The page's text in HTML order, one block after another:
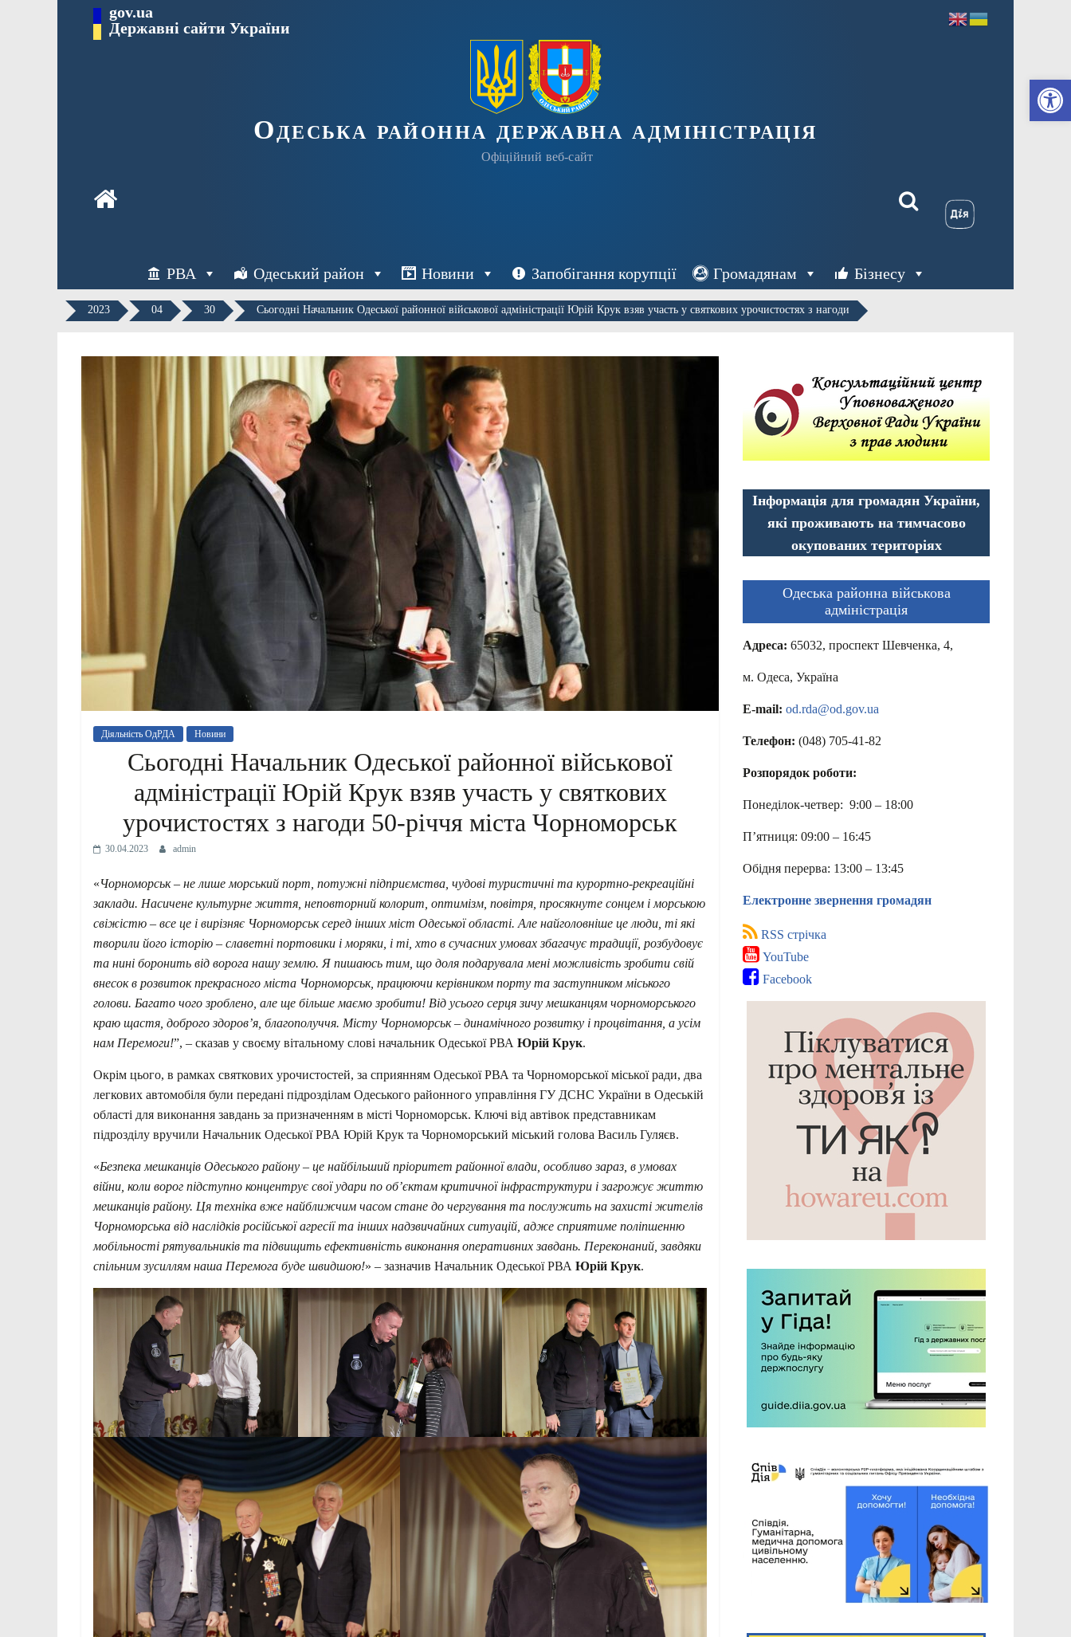
Перейти gov.ua
Державні сайти України
Одеська районна державна адміністрація
Офіційний веб-сайт
РВА Одеський район Новини Запобігання корупції Громадянам Бізнесу
2023 04 30 Сьогодні Начальник Одеської районної військової адміністрації Юрій Крук взяв участь у святкових урочистостях з нагоди
Діяльність ОдРДА Новини
Сьогодні Начальник Одеської районної військової
адміністрації Юрій Крук взяв участь у святкових
урочистостях з нагоди 50-річчя міста Чорноморськ
30.04.2023 admin
«Чорноморськ – не лише морський порт, потужні підприємства, чудові туристичні та курортно-рекреаційні
заклади. Насичене культурне життя, неповторний колорит, оптимізм, повітря, просякнуте сонцем і морською
свіжістю – все це і вирізняє Чорноморськ серед інших міст Одеської області. Але найголовніше це люди, ті які
творили його історію – славетні портовики і моряки, і ті, хто в сучасних умовах збагачує традиції, розбудовує
та нині боронить від ворога нашу землю. Я пишаюсь тим, що доля подарувала мені можливість зробити свій
внесок в розвиток прекрасного міста Чорноморськ, працюючи керівником порту та заступником міського
голови. Багато чого зроблено, але ще більше маємо зробити! Від усього серця зичу мешканцям чорноморського
краю щастя, доброго здоров’я, благополуччя. Місту Чорноморськ – динамічного розвитку і процвітання, а усім
нам Перемоги!”, – сказав у своєму вітальному слові начальник Одеської РВА Юрій Крук.
Окрім цього, в рамках святкових урочистостей, за сприянням Одеської РВА та Чорноморської міської ради, два
легкових автомобіля були передані підрозділам Одеського районного управління ГУ ДСНС України в Одеській
області для виконання завдань за призначенням в місті Чорноморськ. Ключі від автівок представникам
підрозділу вручили Начальник Одеської РВА Юрій Крук та Чорноморський міський голова Василь Гуляєв.
«Безпека мешканців Одеського району – це найбільший пріоритет районної влади, особливо зараз, в умовах
війни, коли ворог підступно концентрує свої удари по об’єктам критичної інфраструктури і загрожує життю
мешканців району. Ця техніка вже найближчим часом стане до чергування та послужить на захисті жителів
Чорноморська від наслідків російської агресії та інших надзвичайних ситуацій, адже сприятиме поліпшенню
мобільності рятувальників та підвищить ефективність виконання оперативних завдань. Переконаний, завдяки
спільним зусиллям наша Перемога буде швидшою!» – зазначив Начальник Одеської РВА Юрій Крук.
Інформація для громадян України,
які проживають на тимчасово
окупованих територіях
Одеська районна військова
адміністрація
Адреса: 65032, проспект Шевченка, 4,
м. Одеса, Україна
E-mail: od.rda@od.gov.ua
Телефон: (048) 705-41-82
Розпорядок роботи:
Понеділок-четвер: 9:00 – 18:00
П’ятниця: 09:00 – 16:45
Обідня перерва: 13:00 – 13:45
Електронне звернення громадян
RSS стрічка
YouTube
Facebook